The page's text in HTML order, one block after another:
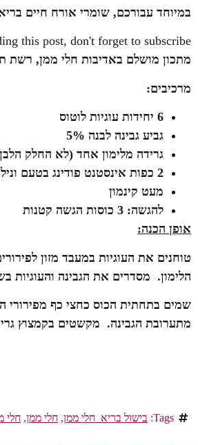
במיוחד עבורכם, שומרי אורח חיים
this post, don't forget to subscribe!
מתכון מושלם באדיבות חלי ממן, רשת
מרכיבים:
6 יחידות עוגיות לוטוס
גביע גבינה לבנה 5%
גרידה מלימון אחד (לא החלק הלבן
2 כפות אינסטנט פודינג בטעם וניל
מעט קינמון
להגשה: 3 כוסות הגשה קטנות
אופן הכנה:
טוחנים את העוגיות במעבד מזון
הלימון. מסדרים את הגבינה והעוגיות
שמים בתחתית הכוס כחצי כף מפירורי
מתערובת הגבינה. מקשטים בקמצוץ
Tags: בישול בריא_חלי ממן, חלי ממן, חלי